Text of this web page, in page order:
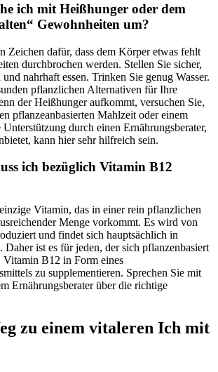
ich mit Heißhunger oder dem
Gewohnheiten um?
Zeichen dafür, dass dem Körper etwas fehlt
durchbrochen werden. Stellen Sie sicher,
und nahrhaft essen. Trinken Sie genug Wasser.
pflanzlichen Alternativen für Ihre
der Heißhunger aufkommt, versuchen Sie,
pflanzeanbasierten Mahlzeit oder einem
durch einen Ernährungsberater,
kann hier sehr hilfreich sein.
ich bezüglich Vitamin B12
Vitamin, das in einer rein pflanzlichen
Menge vorkommt. Es wird von
und findet sich hauptsächlich in
Daher ist es für jeden, der sich pflanzenbasiert
Vitamin B12 in Form eines
zu supplementieren. Sprechen Sie mit
Ernährungsberater über die richtige
zu einem vitaleren Ich mit